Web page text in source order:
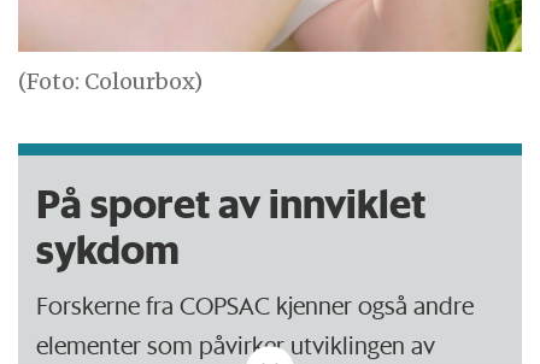
(Foto: Colourbox)
På sporet av innviklet
sykdom
Forskerne fra COPSAC kjenner også andre
elementer som påvirker utviklingen av